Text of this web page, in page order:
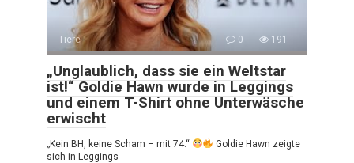
Tiere 0 191
„Unglaublich, dass sie ein Weltstar
ist!“ Goldie Hawn wurde in Leggings
und einem T-Shirt ohne Unterwäsche
erwischt
„Kein BH, keine Scham – mit 74.“
Goldie Hawn zeigte
sich in Leggings